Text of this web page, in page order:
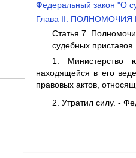
Федеральный закон "О
Глава II.
Статья 7.
судебных приставов
1. Министерство
находящейся в его
правовых актов,
2. Утратил силу. -